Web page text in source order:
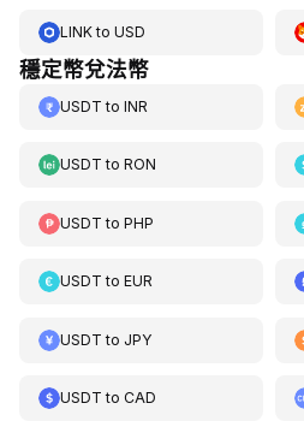
LINKto USD
穩定幣兌法幣
USDT to INR
USDT to RON
USDT to PHP
USDT to EUR
USDT to JPY
USDT to CAD